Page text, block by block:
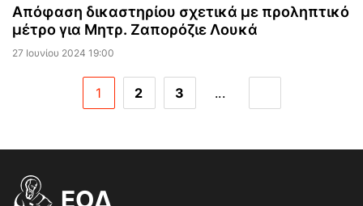
Απόφαση δικαστηρίου σχετικά με προληπτικό
μέτρο για Μητρ. Ζαπορόζιε Λουκά
27 Ιουνίου 2024 19:00
1 2 3 ...
EOΔ